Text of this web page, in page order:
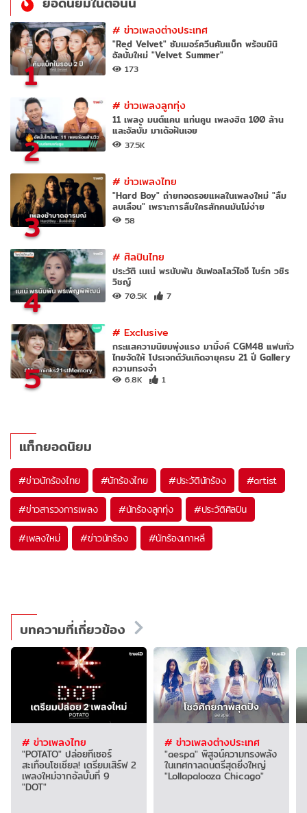
1
#ข่าวเพลงต่างประเทศ
"Red Velvet" ซัมเมอร์ควีนคัมแบ็ก พร้อมมินิ
อัลบั้มใหม่ "Velvet Summer"
173
2
#ข่าวเพลงลูกทุ่ง
11 เพลง มนต์แคน แก่นคูน เพลงฮิต 100 ล้าน
และอัลบั้ม มาเด้อฝันเอย
37.5K
3
#ข่าวเพลงไทย
"Hard Boy" ถ่ายทอดรอยแผลในเพลงใหม่ "ลืม
ลบเลือน" เพราะการลืมใครสักคนมันไม่ง่าย
58
4
#ศิลปินไทย
ประวัติ เนเน่ พรนับพัน อันฟอลโลว์ไอจี ไบร์ท วชิร
วิชญ์
70.5K 7
5
#Exclusive
กระแสความนิยมพุ่งแรง มามิ้งค์ CGM48 แฟนทั่ว
ไทยจัดให้ โปรเจกต์วันเกิดอายุครบ 21 ปี Gallery
ความทรงจำ
6.8K 1
แท็กยอดนิยม
#ข่าวนักร้องไทย #นักร้องไทย #ประวัตินักร้อง #artist
#ข่าวสารวงการเพลง #นักร้องลูกทุ่ง #ประวัติศิลปิน
#เพลงใหม่ #ข่าวนักร้อง #นักร้องเกาหลี
บทความที่เกี่ยวข้อง
# ข่าวเพลงไทย
"POTATO" ปล่อยทีเซอร์
สะเทือนโซเชียล! เตรียมเสิร์ฟ 2
เพลงใหม่จากอัลบั้มที่ 9
"DOT"
# ข่าวเพลงต่างประเทศ
"aespa" พิสูจน์ความทรงพลัง
ในเทศกาลดนตรีสุดยิ่งใหญ่
"Lollapalooza Chicago"